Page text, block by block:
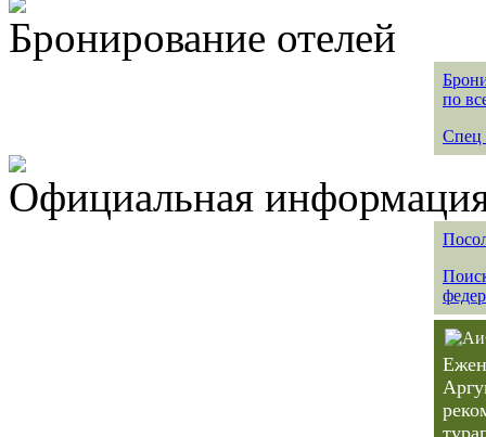
Бронирование отелей
по
Спец
Официальная